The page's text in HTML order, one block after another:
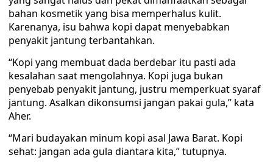
bahan kosmetik yang bisa memperhalus kulit.
Karenanya, isu bahwa kopi dapat menyebabkan
penyakit jantung terbantahkan.
“Kopi yang membuat dada berdebar itu pasti ada
kesalahan saat mengolahnya. Kopi juga bukan
penyebab penyakit jantung, justru memperkuat syaraf
jantung. Asalkan dikonsumsi jangan pakai gula,” kata
Aher.
“Mari budayakan minum kopi asal Jawa Barat. Kopi
sehat: jangan ada gula diantara kita,” tutupnya.